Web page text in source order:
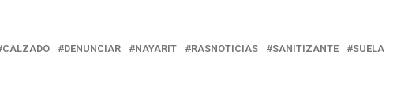
CALZADO DENUNCIAR NAYARIT RASNOTICIAS SANITIZANTE
SUELA